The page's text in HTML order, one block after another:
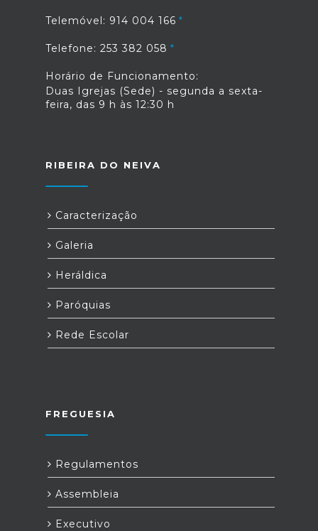
Telemóvel: 914 004 166
Telefone: 253 382 058
Horário de Funcionamento:
Duas Igrejas (Sede) - segunda a sexta-
feira, das 9 h às 12:30 h
RIBEIRA DO NEIVA
Caracterização
Galeria
Heráldica
Paróquias
Rede Escolar
FREGUESIA
Regulamentos
Assembleia
Executivo